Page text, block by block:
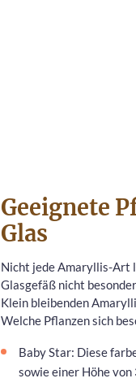
Geeignete
Glas
Nicht jede Amaryllis-Art
Glasgefäß nicht
Klein bleibenden
Welche Pflanzen sich
Baby Star: Diese
sowie einer Höhe